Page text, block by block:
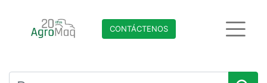
CONTÁCTENO​​​​S